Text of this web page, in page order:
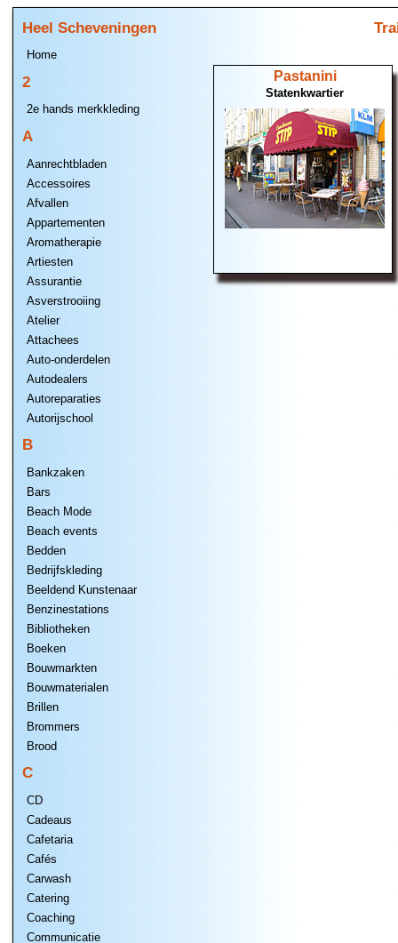
Heel Scheveningen
Home
2
2e hands merkkleding
A
Aanrechtbladen
Accessoires
Afvallen
Appartementen
Aromatherapie
Artiesten
Assurantie
Asverstrooiing
Atelier
Attachees
Auto-onderdelen
Autodealers
Autoreparaties
Autorijschool
B
Bankzaken
Bars
Beach Mode
Beach events
Bedden
Bedrijfskleding
Beeldend Kunstenaar
Benzinestations
Bibliotheken
Boeken
Bouwmarkten
Bouwmaterialen
Brillen
Brommers
Brood
C
CD
Cadeaus
Cafetaria
Cafés
Carwash
Catering
Coaching
Communicatie
Pastanini
Statenkwartier